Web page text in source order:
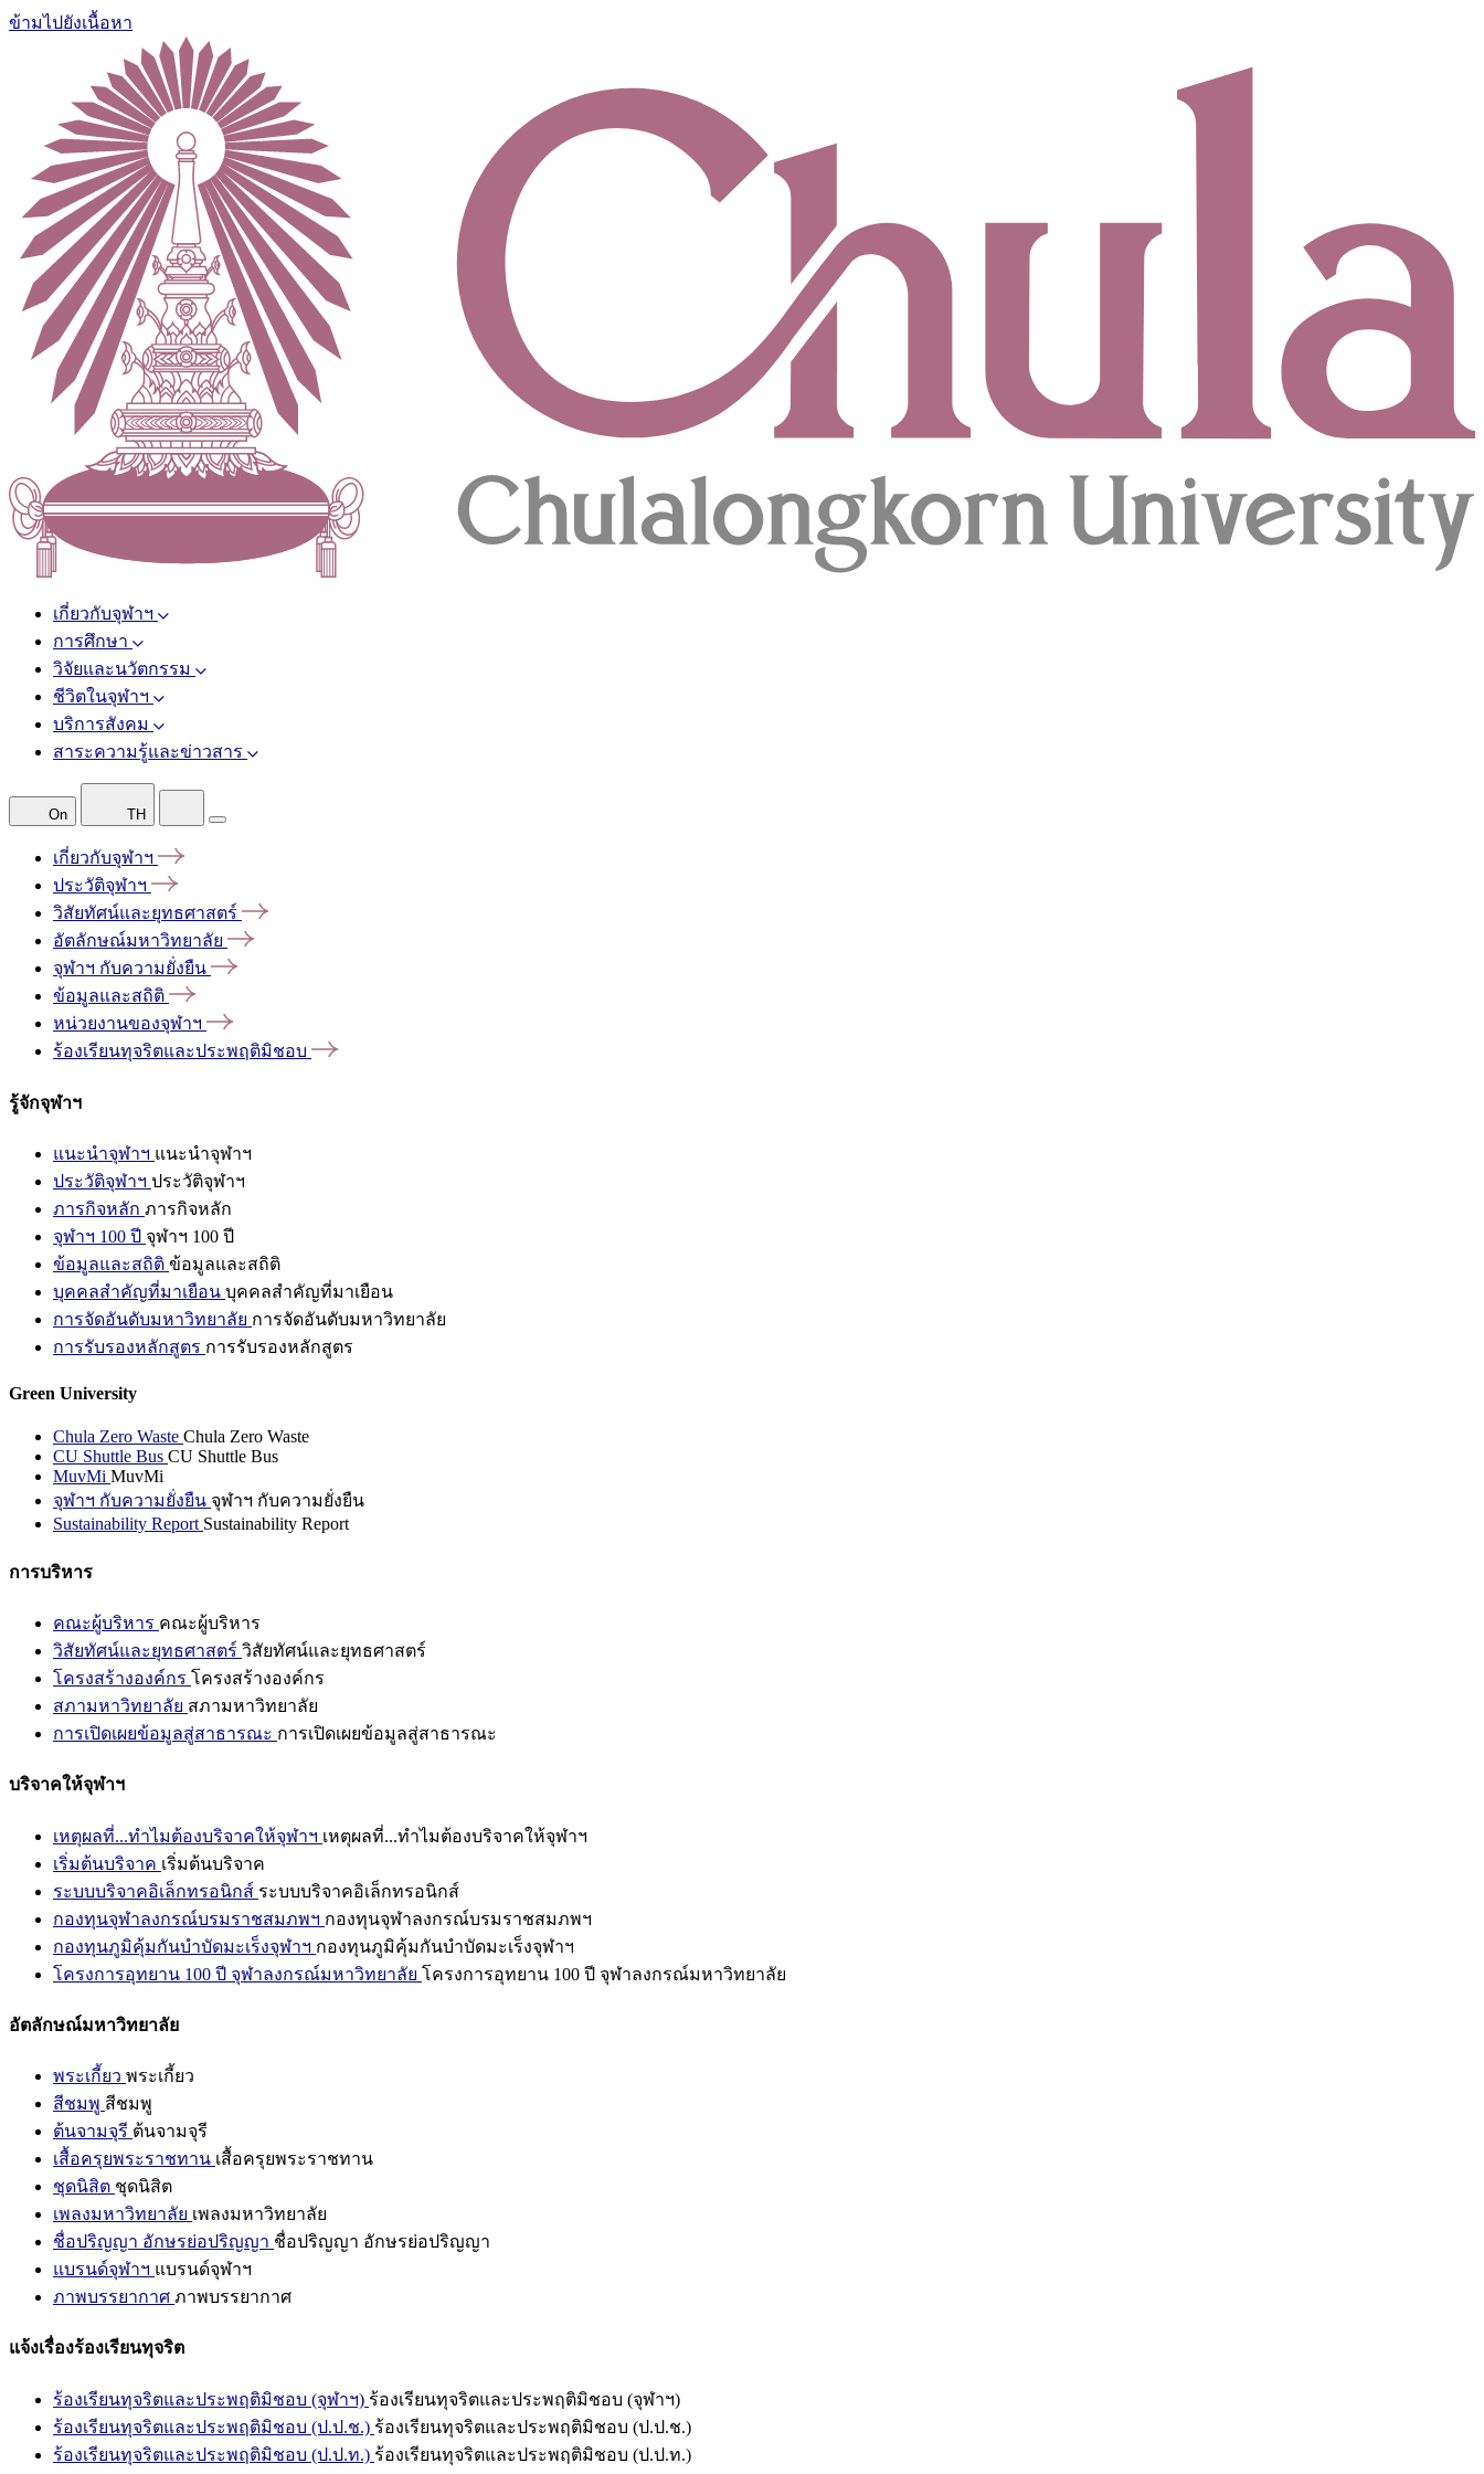
ข้ามไปยังเนื้อหา
เกี่ยวกับจุฬาฯ
การศึกษา
วิจัยและนวัตกรรม
ชีวิตในจุฬาฯ
บริการสังคม
สาระความรู้และข่าวสาร
On TH
เกี่ยวกับจุฬาฯ
ประวัติจุฬาฯ
วิสัยทัศน์และยุทธศาสตร์
อัตลักษณ์มหาวิทยาลัย
จุฬาฯ กับความยั่งยืน
ข้อมูลและสถิติ
หน่วยงานของจุฬาฯ
ร้องเรียนทุจริตและประพฤติมิชอบ
รู้จักจุฬาฯ
แนะนำจุฬาฯ แนะนำจุฬาฯ
ประวัติจุฬาฯ ประวัติจุฬาฯ
ภารกิจหลัก ภารกิจหลัก
จุฬาฯ 100 ปี จุฬาฯ 100 ปี
ข้อมูลและสถิติ ข้อมูลและสถิติ
บุคคลสำคัญที่มาเยือน บุคคลสำคัญที่มาเยือน
การจัดอันดับมหาวิทยาลัย การจัดอันดับมหาวิทยาลัย
การรับรองหลักสูตร การรับรองหลักสูตร
Green University
Chula Zero Waste Chula Zero Waste
CU Shuttle Bus CU Shuttle Bus
MuvMi MuvMi
จุฬาฯ กับความยั่งยืน จุฬาฯ กับความยั่งยืน
Sustainability Report Sustainability Report
การบริหาร
คณะผู้บริหาร คณะผู้บริหาร
วิสัยทัศน์และยุทธศาสตร์ วิสัยทัศน์และยุทธศาสตร์
โครงสร้างองค์กร โครงสร้างองค์กร
สภามหาวิทยาลัย สภามหาวิทยาลัย
การเปิดเผยข้อมูลสู่สาธารณะ การเปิดเผยข้อมูลสู่สาธารณะ
บริจาคให้จุฬาฯ
เหตุผลที่...ทำไมต้องบริจาคให้จุฬาฯ เหตุผลที่...ทำไมต้องบริจาคให้จุฬาฯ
เริ่มต้นบริจาค เริ่มต้นบริจาค
ระบบบริจาคอิเล็กทรอนิกส์ ระบบบริจาคอิเล็กทรอนิกส์
กองทุนจุฬาลงกรณ์บรมราชสมภพฯ กองทุนจุฬาลงกรณ์บรมราชสมภพฯ
กองทุนภูมิคุ้มกันบำบัดมะเร็งจุฬาฯ กองทุนภูมิคุ้มกันบำบัดมะเร็งจุฬาฯ
โครงการอุทยาน 100 ปี จุฬาลงกรณ์มหาวิทยาลัย โครงการอุทยาน 100 ปี จุฬาลงกรณ์มหาวิทยาลัย
อัตลักษณ์มหาวิทยาลัย
พระเกี้ยว พระเกี้ยว
สีชมพู สีชมพู
ต้นจามจุรี ต้นจามจุรี
เสื้อครุยพระราชทาน เสื้อครุยพระราชทาน
ชุดนิสิต ชุดนิสิต
เพลงมหาวิทยาลัย เพลงมหาวิทยาลัย
ชื่อปริญญา อักษรย่อปริญญา ชื่อปริญญา อักษรย่อปริญญา
แบรนด์จุฬาฯ แบรนด์จุฬาฯ
ภาพบรรยากาศ ภาพบรรยากาศ
แจ้งเรื่องร้องเรียนทุจริต
ร้องเรียนทุจริตและประพฤติมิชอบ (จุฬาฯ) ร้องเรียนทุจริตและประพฤติมิชอบ (จุฬาฯ)
ร้องเรียนทุจริตและประพฤติมิชอบ (ป.ป.ช.) ร้องเรียนทุจริตและประพฤติมิชอบ (ป.ป.ช.)
ร้องเรียนทุจริตและประพฤติมิชอบ (ป.ป.ท.) ร้องเรียนทุจริตและประพฤติมิชอบ (ป.ป.ท.)